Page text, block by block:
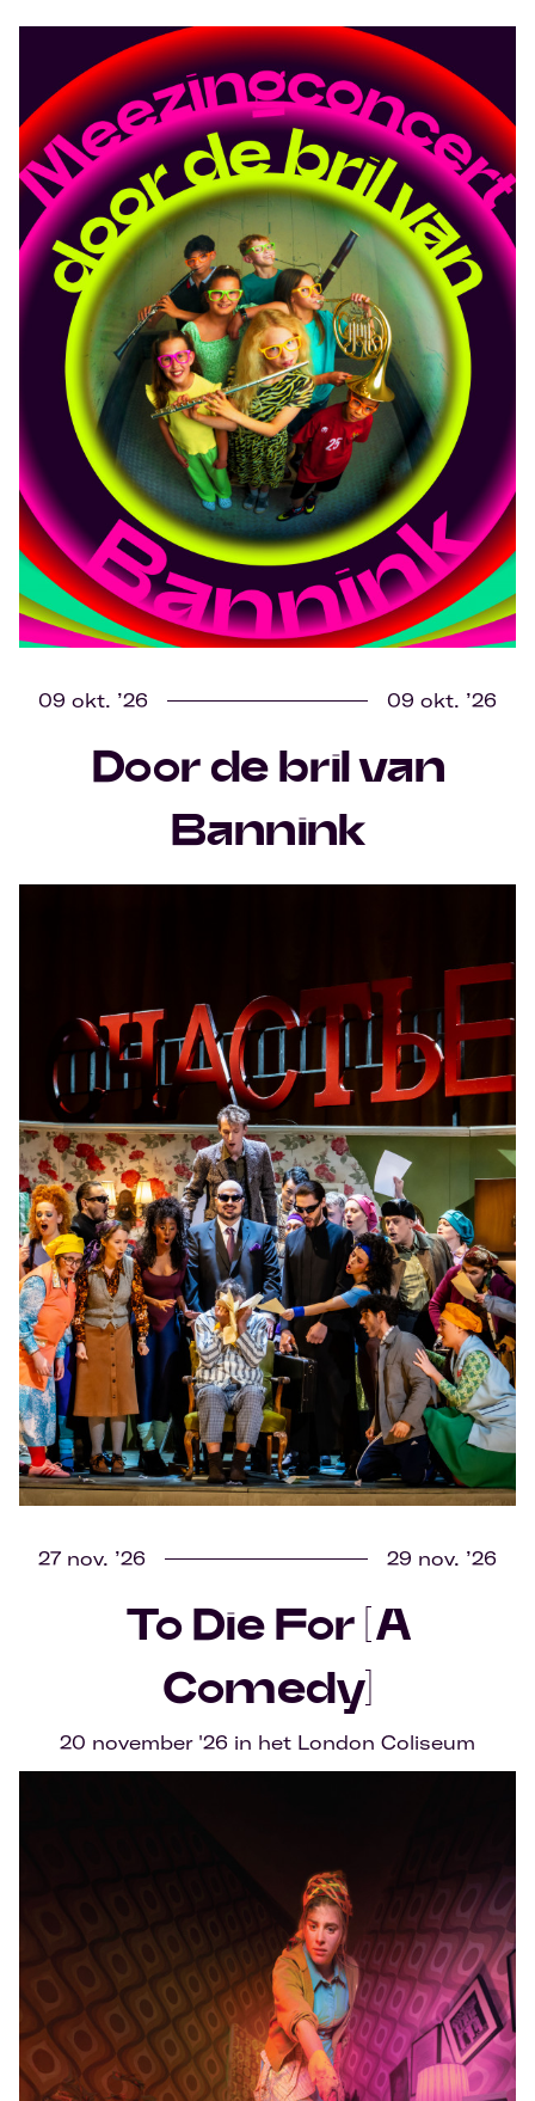
09 okt. ’26 09 okt. ’26
Door de bril van
Bannink
27 nov. ’26 29 nov. ’26
To Die For [A
Comedy]
20 november '26 in het London Coliseum